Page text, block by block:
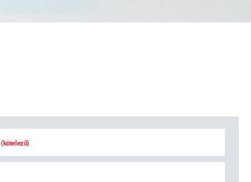
(kötelező)